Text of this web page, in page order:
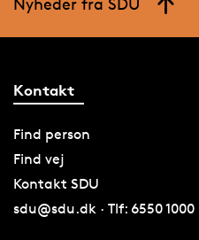
Kontakt
Find person
Find vej
Kontakt SDU
sdu@sdu.dk · Tlf: 6550 1000